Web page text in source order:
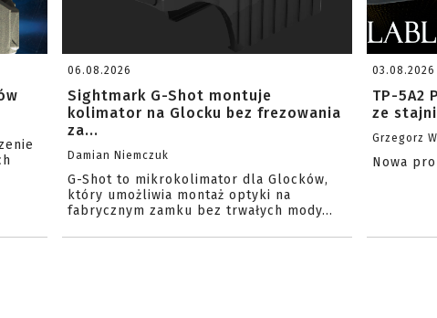
06.08.2026
Sightmark G-Shot montuje
kolimator na Glocku bez frezowania
za...
Damian Niemczuk
G-Shot to mikrokolimator dla Glocków,
który umożliwia montaż optyki na
fabrycznym zamku bez trwałych mody...
03.08.2026
TP-5A2
ze
Grzegorz
Nowa